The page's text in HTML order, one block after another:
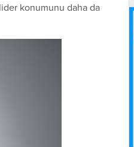
konumunu daha da